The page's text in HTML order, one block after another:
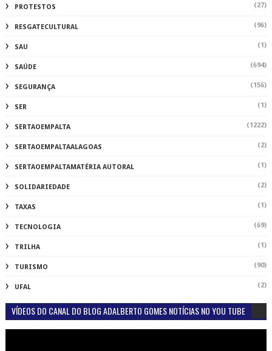
PROTESTOS (27)
RESGATECULTURAL (96)
SAU (1)
SAÚDE (694)
SEGURANÇA (156)
SER (1)
SERTAOEMPALTA (1222)
SERTAOEMPALTAALAGOAS (2)
SERTAOEMPALTAMATÉRIA AUTORAL (1)
SOLIDARIEDADE (2)
TAXAS (1)
TECNOLOGIA (69)
TRILHA (1)
TURISMO (90)
UFAL (2)
VÍDEOS DO CANAL DO BLOG ADALBERTO GOMES NOTÍCIAS NO YOU TUBE